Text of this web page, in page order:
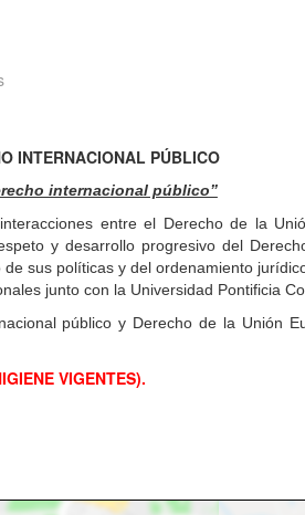
INTERNACIONAL PÚBLICO
internacional público”
entre el Derecho de la
y desarrollo progresivo del
sus políticas y del ordenamiento
junto con la Universidad Pontificia
público y Derecho de la Unión
VIGENTES).